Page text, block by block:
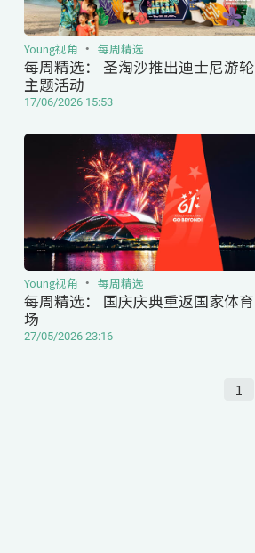
每周精选： 圣淘沙推出迪士尼游轮
主题活动
Young视角 每周精选
17/06/2026 15:53
每周精选： 国庆庆典重返国家体育
场
Young视角 每周精选
27/05/2026 23:16
1